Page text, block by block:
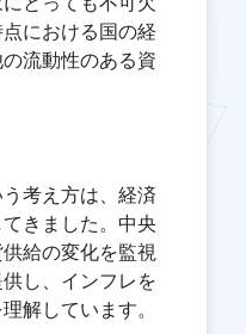
における国の経
流動性のある資
考え方は、経済
きました。中央
給の変化を監視
し、インフレを
解しています。